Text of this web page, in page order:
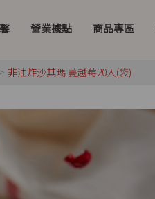
營業據點 商品專區
非油炸沙其瑪 蔓越莓20入(袋)